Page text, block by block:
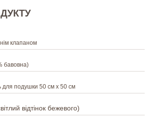
клапаном
бавовна)
для подушки 50 см х 50 см
відтінок бежевого)